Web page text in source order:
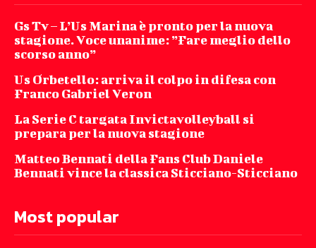
Gs Tv – L’Us Marina è pronto per la nuova
stagione. Voce unanime: ”Fare meglio dello
scorso anno”
Us Orbetello: arriva il colpo in difesa con
Franco Gabriel Veron
La Serie C targata Invictavolleyball si
prepara per la nuova stagione
Matteo Bennati della Fans Club Daniele
Bennati vince la classica Sticciano-Sticciano
Most popular